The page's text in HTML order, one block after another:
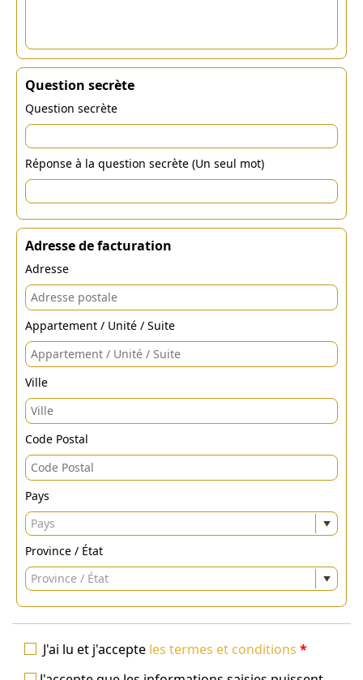
Question secrète
Question secrète
Réponse à la question secrète (Un seul mot)
Adresse de facturation
Adresse
Appartement / Unité / Suite
Ville
Code Postal
Pays
Pays
Province / État
Province / État
J'ai lu et j'accepte les termes et conditions *